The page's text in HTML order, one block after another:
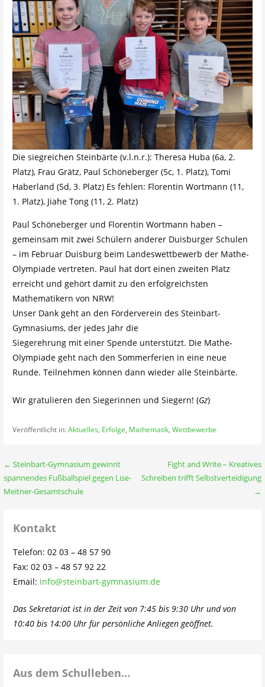
Die siegreichen Steinbärte (v.l.n.r.): Theresa Huba (6a, 2.
Platz), Frau Grätz, Paul Schöneberger (5c, 1. Platz), Tomi
Haberland (5d, 3. Platz) Es fehlen: Florentin Wortmann (11,
1. Platz), Jiahe Tong (11, 2. Platz)
Paul Schöneberger und Florentin Wortmann haben –
gemeinsam mit zwei Schülern anderer Duisburger Schulen
– im Februar Duisburg beim Landeswettbewerb der Mathe-
Olympiade vertreten. Paul hat dort einen zweiten Platz
erreicht und gehört damit zu den erfolgreichsten
Mathematikern von NRW!
Unser Dank geht an den Förderverein des Steinbart-
Gymnasiums, der jedes Jahr die
Siegerehrung mit einer Spende unterstützt. Die Mathe-
Olympiade geht nach den Sommerferien in eine neue
Runde. Teilnehmen können dann wieder alle Steinbärte.
Wir gratulieren den Siegerinnen und Siegern! (Gz)
Veröffentlicht in:Aktuelles, Erfolge, Mathematik, Wettbewerbe
Beitragsnavigation
← Steinbart-Gymnasium gewinnt
spannendes Fußballspiel gegen Lise-
Meitner-Gesamtschule
Fight and Write – Kreatives
Schreiben trifft Selbstverteidigung
→
Kontakt
Telefon: 02 03 – 48 57 90
Fax: 02 03 – 48 57 92 22
Email: info@steinbart-gymnasium.de
Das Sekretariat ist in der Zeit von 7:45 bis 9:30 Uhr und von
10:40 bis 14:00 Uhr für persönliche Anliegen geöffnet.
Aus dem Schulleben…